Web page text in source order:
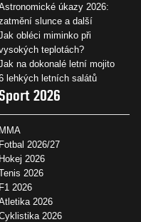
úkazy 2026:
slunce a další
obléci miminko při
teplotách?
na dokonalé letní mojito
lehkých letních salátů
Sport 2026
MMA
Fotbal 2026/27
Hokej 2026
2026
F1 2026
2026
2026